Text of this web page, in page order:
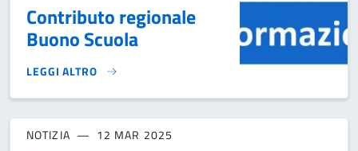
Contributo regionale
Buono Scuola
LEGGI ALTRO
CONTRIBUTO REGIONALE BUONO SCUOLA}
NOTIZIA 12 MAR 2025